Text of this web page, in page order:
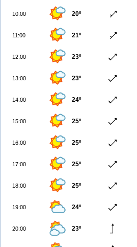
10:00 20º
11:00 21º
12:00 23º
13:00 23º
14:00 24º
15:00 25º
16:00 25º
17:00 25º
18:00 25º
19:00 24º
20:00 23º